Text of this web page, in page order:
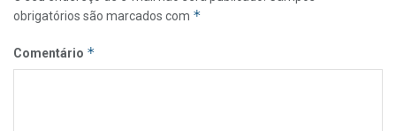
obrigatórios são marcados com *
Comentário *